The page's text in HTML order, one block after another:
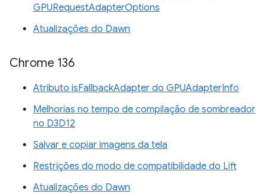
GPURequestAdapterOptions
Atualizações do Dawn
Chrome 136
Atributo isFallbackAdapter do GPUAdapterInfo
Melhorias no tempo de compilação de sombreador
no D3D12
Salvar e copiar imagens da tela
Restrições do modo de compatibilidade do Lift
Atualizações do Dawn